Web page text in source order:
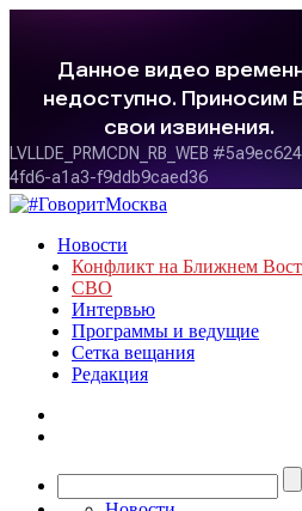
Новости
Конфликт на Ближнем
СВО
Интервью
Программы и ведущие
Сетка вещания
Редакция